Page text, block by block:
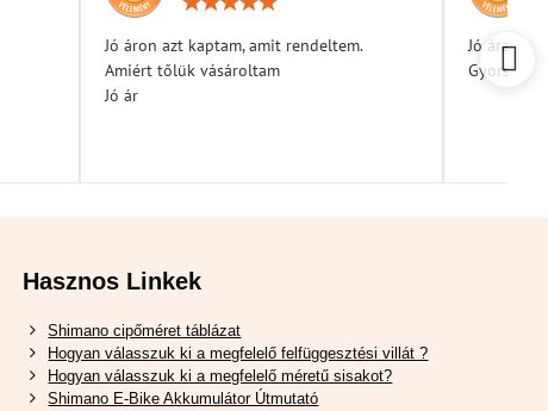
/
5
Jó áron azt kaptam, amit rendeltem.
Amiért tőlük vásároltam
Jó ár
Jó árak
Gyors
Hasznos Linkek
Shimano cipőméret táblázat
Hogyan válasszuk ki a megfelelő felfüggesztési villát ?
Hogyan válasszuk ki a megfelelő méretű sisakot?
Shimano E-Bike Akkumulátor Útmutató